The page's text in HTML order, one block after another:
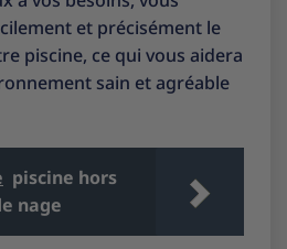
et précisément le
piscine, ce qui vous aidera
sain et agréable
piscine hors
nage